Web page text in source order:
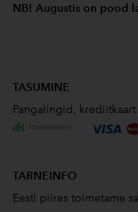
NB! Augustis on pood
TASUMINE
Pangalingid, krediitkaart
TARNEINFO
Eesti piires toimetame